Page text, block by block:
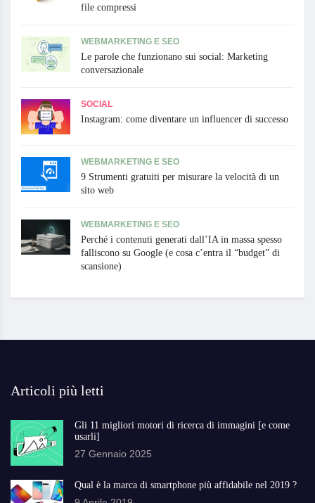
file compressi
WEBMARKETING E SEO
Le parole che funzionano sui social: Marketing
conversazionale
SOCIAL
Instagram: come diventare un influencer di successo
WEBMARKETING E SEO
9 Strumenti gratuiti per misurare la velocità di un
sito web
WEBMARKETING E SEO
Perché i contenuti generati dall’IA in massa spesso
falliscono su Google (e cosa c’entra il “budget” di
scansione)
Articoli più letti
Gli 11 migliori motori di ricerca di immagini [e come
usarli]
27 Gennaio 2025
Qual è la marca di smartphone più affidabile nel 2019 ?